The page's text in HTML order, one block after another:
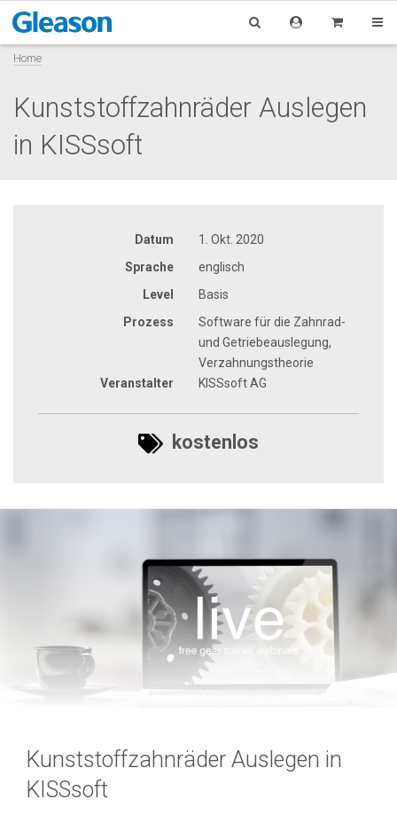
Home
Kunststoffzahnräder Auslegen
in KISSsoft
Datum
1. Okt. 2020
Sprache
englisch
Level
Basis
Prozess
Software für die Zahnrad-
und Getriebeauslegung,
Verzahnungstheorie
Veranstalter
KISSsoft AG
kostenlos
Kunststoffzahnräder Auslegen in
KISSsoft